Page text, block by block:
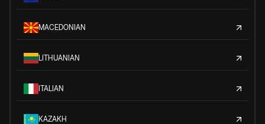
MACEDONIAN
LITHUANIAN
ITALIAN
KAZAKH